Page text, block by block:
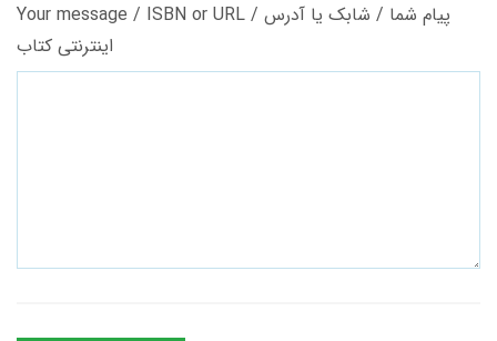
Your message / ISBN or URL / پیام شما / شابک یا آدرس
اینترنتی کتاب